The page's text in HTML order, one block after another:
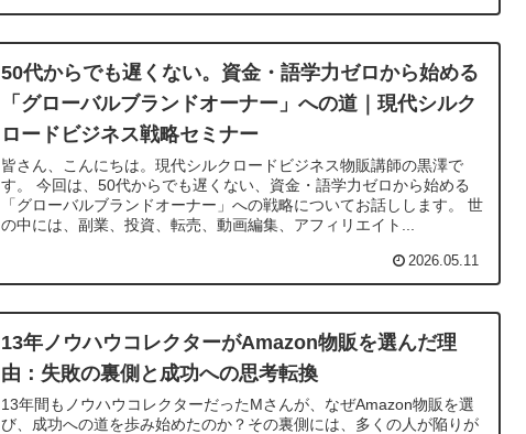
50代からでも遅くない。資金・語学力ゼロから始める
「グローバルブランドオーナー」への道｜現代シルク
ロードビジネス戦略セミナー
皆さん、こんにちは。現代シルクロードビジネス物販講師の黒澤で
す。 今回は、50代からでも遅くない、資金・語学力ゼロから始める
「グローバルブランドオーナー」への戦略についてお話しします。 世
の中には、副業、投資、転売、動画編集、アフィリエイト...
2026.05.11
13年ノウハウコレクターがAmazon物販を選んだ理
由：失敗の裏側と成功への思考転換
13年間もノウハウコレクターだったMさんが、なぜAmazon物販を選
び、成功への道を歩み始めたのか？その裏側には、多くの人が陥りが